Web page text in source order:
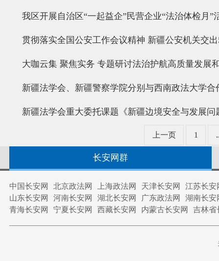
我区开展自治区“一起益企”民营企业“法治体检月”
贯彻落实全国公安工作会议精神 新疆公安机关交
大咖云集 聚焦实务 专题研讨法治护航高质量发展
新疆法学会、新疆警察学院分别与西南政法大学合
新疆法学会重大委托课题《新疆边境安全与发展
上一页 1
长安网群
中国长安网 北京政法网 上海政法网 天津长安网
江苏长安
山东长安网
河南长安网 湖北长安网 广东政法网
湖南长安
青海长安网
宁夏长安网 西藏长安网 内蒙古长安网 吉林省